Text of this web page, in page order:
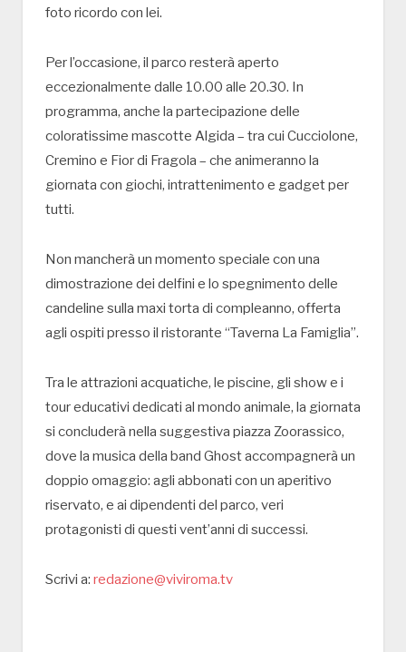
foto ricordo con lei.
Per l’occasione, il parco resterà aperto
eccezionalmente dalle 10.00 alle 20.30. In
programma, anche la partecipazione delle
coloratissime mascotte Algida – tra cui Cucciolone,
Cremino e Fior di Fragola – che animeranno la
giornata con giochi, intrattenimento e gadget per
tutti.
Non mancherà un momento speciale con una
dimostrazione dei delfini e lo spegnimento delle
candeline sulla maxi torta di compleanno, offerta
agli ospiti presso il ristorante “Taverna La Famiglia”.
Tra le attrazioni acquatiche, le piscine, gli show e i
tour educativi dedicati al mondo animale, la giornata
si concluderà nella suggestiva piazza Zoorassico,
dove la musica della band Ghost accompagnerà un
doppio omaggio: agli abbonati con un aperitivo
riservato, e ai dipendenti del parco, veri
protagonisti di questi vent’anni di successi.
Scrivi a: redazione@viviroma.tv